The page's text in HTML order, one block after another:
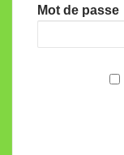
Mot de passe